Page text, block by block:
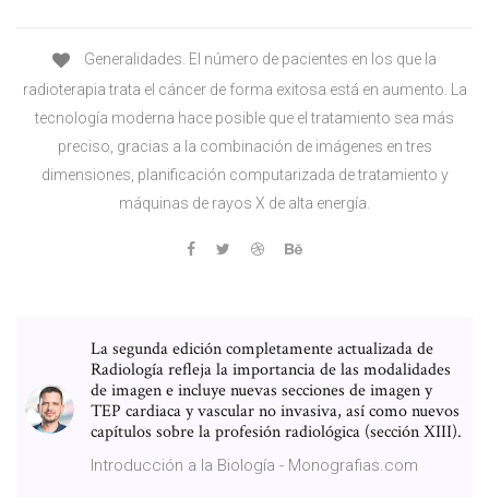
Generalidades. El número de pacientes en los que la
radioterapia trata el cáncer de forma exitosa está en aumento. La
tecnología moderna hace posible que el tratamiento sea más
preciso, gracias a la combinación de imágenes en tres
dimensiones, planificación computarizada de tratamiento y
máquinas de rayos X de alta energía.
La segunda edición completamente actualizada de
Radiología refleja la importancia de las modalidades
de imagen e incluye nuevas secciones de imagen y
TEP cardiaca y vascular no invasiva, así como nuevos
capítulos sobre la profesión radiológica (sección XIII).
Introducción a la Biología - Monografias.com